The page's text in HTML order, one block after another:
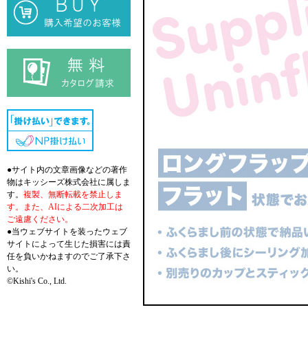
●サイト内の文章画像などの著作
物はキッシーズ株式会社に属しま
す。 複製、無断転載を禁止しま
す。また、AIによる二次加工は
ご遠慮ください。
●当ウェブサイトを装ったウェブ
サイトによって生じた損害には責
任を負いかねますのでご了承下さ
い。
©Kishi's Co., Ltd.